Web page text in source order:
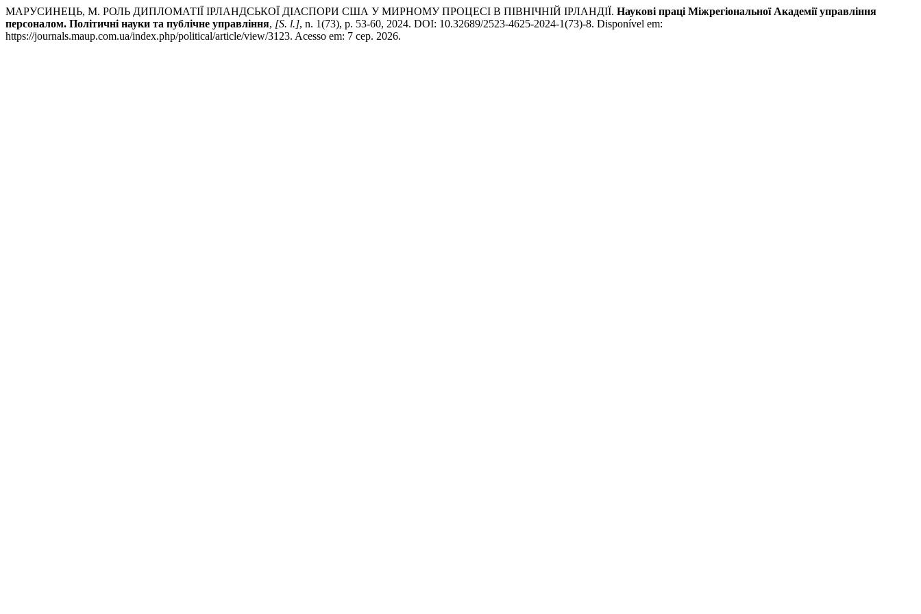
МАРУСИНЕЦЬ, М. РОЛЬ ДИПЛОМАТІЇ ІРЛАНДСЬКОЇ ДІАСПОРИ США У МИРНОМУ ПРОЦЕСІ В ПІВНІЧНІЙ ІРЛАНДІЇ. Наукові праці Міжрегіональної Академії управління
персоналом. Політичні науки та публічне управління, [S. l.], n. 1(73), p. 53-60, 2024. DOI: 10.32689/2523-4625-2024-1(73)-8. Disponível em:
https://journals.maup.com.ua/index.php/political/article/view/3123. Acesso em: 7 сер. 2026.